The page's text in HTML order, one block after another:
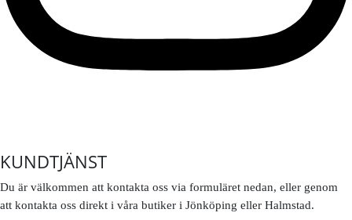
KUNDTJÄNST
Du är välkommen att kontakta oss via formuläret nedan, eller genom
att kontakta oss direkt i våra butiker i Jönköping eller Halmstad.